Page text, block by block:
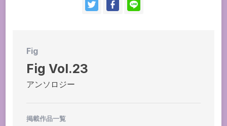
Fig
Fig Vol.23
アンソロジー
掲載作品一覧